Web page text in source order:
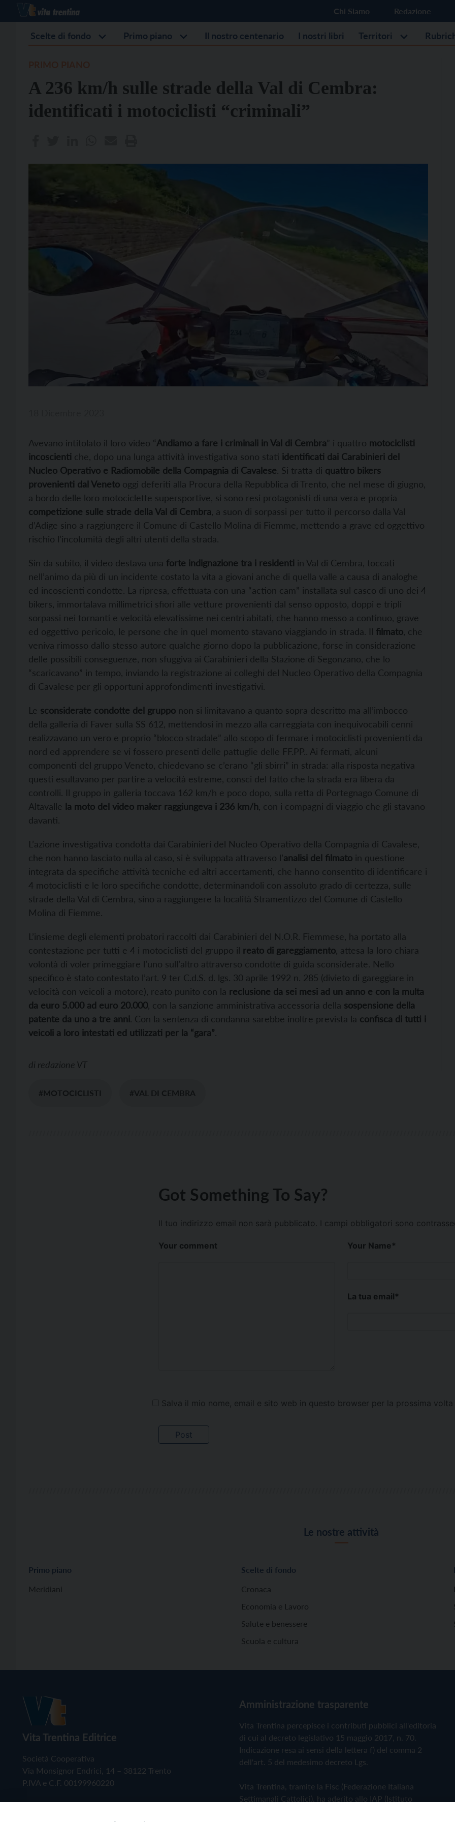
Chi Siamo Redazione
Scelte di fondo Primo piano Il nostro centenario I nostri libri Territori
A 236 km/h sulle strade della Val di Cembra:
identificati i motociclisti “criminali”
Avevano intitolato il loro video “Andiamo a fare i criminali in Val di Cembra” i quattro motociclisti
incoscienti che, dopo una lunga attività investigativa sono stati identificati dai Carabinieri del
Nucleo Operativo e Radiomobile della Compagnia di Cavalese. Si tratta di quattro bikers
provenienti dal Veneto oggi deferiti alla Procura della Repubblica di Trento, che nel mese di giugno,
a bordo delle loro motociclette supersportive, si sono resi protagonisti di una vera e propria
competizione sulle strade della Val di Cembra , a suon di sorpassi per tutto il percorso dalla Val
d’Adige sino a raggiungere il Comune di Castello Molina di Fiemme, mettendo a grave ed oggettivo
rischio l’incolumità degli altri utenti della strada.
Sin da subito, il video destava una forte indignazione tra i residenti in Val di Cembra, toccati
nell’animo da più di un incidente costato la vita a giovani anche di quella valle a causa di analoghe
ed incoscienti condotte. La ripresa, effettuata con una “action cam” installata sul casco di uno dei 4
bikers, immortalava millimetrici sfiori alle vetture provenienti dal senso opposto, doppi e tripli
sorpassi nei tornanti e velocità elevatissime nei centri abitati, che hanno messo a continuo, grave
ed oggettivo pericolo, le persone che in quel momento stavano viaggiando in strada. Il filmato , che
veniva rimosso dallo stesso autore qualche giorno dopo la pubblicazione, forse in considerazione
delle possibili conseguenze, non sfuggiva ai Carabinieri della Stazione di Segonzano, che lo
“scaricavano” in tempo, inviando la registrazione ai colleghi del Nucleo Operativo della Compagnia
di Cavalese per gli opportuni approfondimenti investigativi.
Le sconsiderate condotte del gruppo non si limitavano a quanto sopra descritto ma all’imbocco
della galleria di Faver sulla SS 612, mettendosi in mezzo alla carreggiata con inequivocabili cenni
realizzavano un vero e proprio “blocco stradale” allo scopo di fermare i motociclisti provenienti da
nord ed apprendere se vi fossero presenti delle pattuglie delle FF.PP.. Ai fermati, alcuni
componenti del gruppo Veneto, chiedevano se c’erano “gli sbirri” in strada: alla risposta negativa
questi esultavano per partire a velocità estreme, consci del fatto che la strada era libera da
controlli. Il gruppo in galleria toccava 162 km/h e poco dopo, sulla retta di Portegnago Comune di
Altavalle la moto del video maker raggiungeva i 236 km/h , con i compagni di viaggio che gli stavano
davanti.
L’azione investigativa condotta dai Carabinieri del Nucleo Operativo della Compagnia di Cavalese,
che non hanno lasciato nulla al caso, si è sviluppata attraverso l’analisi del filmato in questione
integrata da specifiche attività tecniche ed altri accertamenti, che hanno consentito di identificare i
4 motociclisti e le loro specifiche condotte, determinandoli con assoluto grado di certezza, sulle
strade della Val di Cembra, sino a raggiungere la località Stramentizzo del Comune di Castello
Molina di Fiemme.
L’insieme degli elementi probatori raccolti dai Carabinieri del N.O.R. Fiemmese, ha portato alla
contestazione per tutti e 4 i motociclisti del gruppo il reato di gareggiamento , attesa la loro chiara
volontà di voler primeggiare l’uno sull’altro attraverso condotte di guida sconsiderate. Nello
specifico è stato contestato l’art. 9 ter C.d.S. d. lgs. 30 aprile 1992 n. 285 (divieto di gareggiare in
velocità con veicoli a motore), reato punito con la reclusione da sei mesi ad un anno e con la multa
da euro 5.000 ad euro 20.000 , con la sanzione amministrativa accessoria della sospensione della
patente da uno a tre anni. Con la sentenza di condanna sarebbe inoltre prevista la confisca di tutti i
veicoli a loro intestati ed utilizzati per la “gara”.
di redazione VT
#MOTOCICLISTI #VAL DI CEMBRA
Got Something To Say?
Il tuo indirizzo email non sarà pubblicato. I campi obbligatori sono
Your comment Your Name*
La tua email*
Salva il mio nome, email e sito web in questo browser per la prossima
Le nostre attività
Primo piano
Meridiani
Scelte di fondo
Cronaca
Economia e Lavoro
Salute e benessere
Scuola e cultura
Vita Trentina Editrice
Società Cooperativa
Via Monsignor Endrici, 14 – 38122 Trento
P.IVA e C.F. 00199960220
Amministrazione trasparente
Vita Trentina percepisce i contributi pubblici all'editoria
di cui al decreto legislativo 15 maggio 2017, n. 70.
Indicazione resa ai sensi della lettera f) del comma 2
dell'art. 5 del medesimo decreto Lgs.
Vita Trentina, tramite la Fisc (Federazione Italiana
Settimanali Cattolici), ha aderito allo IAP (Istituto